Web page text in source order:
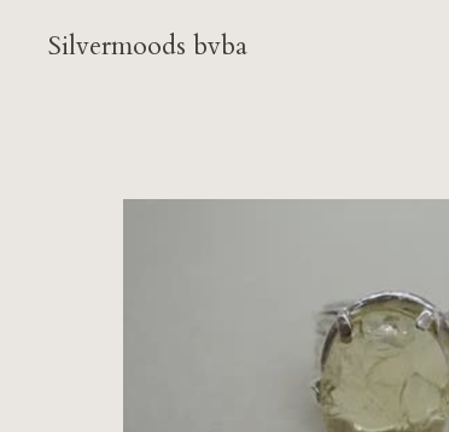
Silvermoods bvba